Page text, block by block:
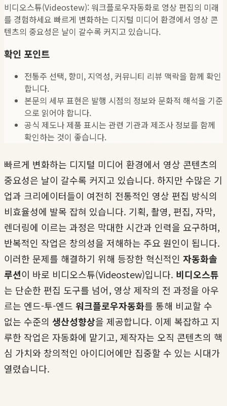
비디오스튜(Videostew): 워크플로우자동화로 영상 편집의 미래
를 경험하세요 빠르게 변화하는 디지털 미디어 환경에서 영상 콘
텐츠의 중요성은 날이 갈수록 커지고 있습니다.
확인 포인트
전통주 선택, 향미, 지역성, 커뮤니티 리뷰 맥락을 함께 확인
합니다.
본문의 세부 표현은 발행 시점의 정보와 문화적 해석을 기준
으로 읽어야 합니다.
공식 제도나 제품 표시는 관련 기관과 제조사 정보를 함께
확인하는 것이 좋습니다.
빠르게 변화하는 디지털 미디어 환경에서 영상 콘텐츠의
중요성은 날이 갈수록 커지고 있습니다. 하지만 수많은 기
업과 크리에이터들이 여전히 전통적인 영상 편집 방식의
비효율성에 발목 잡혀 있습니다. 기획, 촬영, 편집, 자막,
렌더링에 이르는 과정은 막대한 시간과 인력을 요구하며,
반복적인 작업은 창의성을 저해하는 주요 원인이 됩니다.
이러한 문제를 해결하기 위해 등장한 혁신적인 자동화솔
루션이 바로 비디오스튜(Videostew)입니다. 비디오스튜
는 단순한 편집 도구를 넘어, 영상 제작의 전 과정을 아우
르는 엔드-투-엔드 워크플로우자동화를 통해 비교할 수
없는 수준의 생산성향상을 제공합니다. 이제 복잡하고 지
루한 작업은 자동화에 맡기고, 제작자는 오직 콘텐츠의 핵
심 가치와 창의적인 아이디어에만 집중할 수 있는 시대가
열렸습니다.